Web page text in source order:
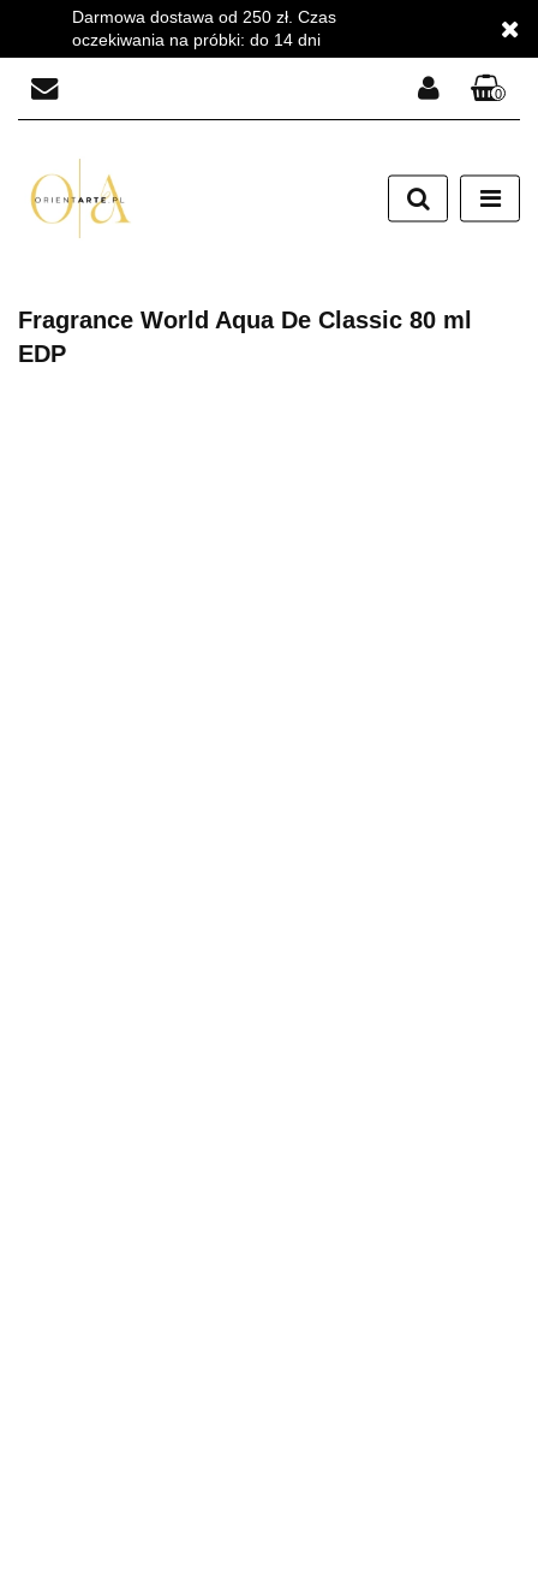
Darmowa dostawa od 250 zł. Czas
oczekiwania na próbki: do 14 dni
Zarejestruj się
Dodaj zgłoszenie
0
Fragrance World Aqua De Classic 80 ml
EDP